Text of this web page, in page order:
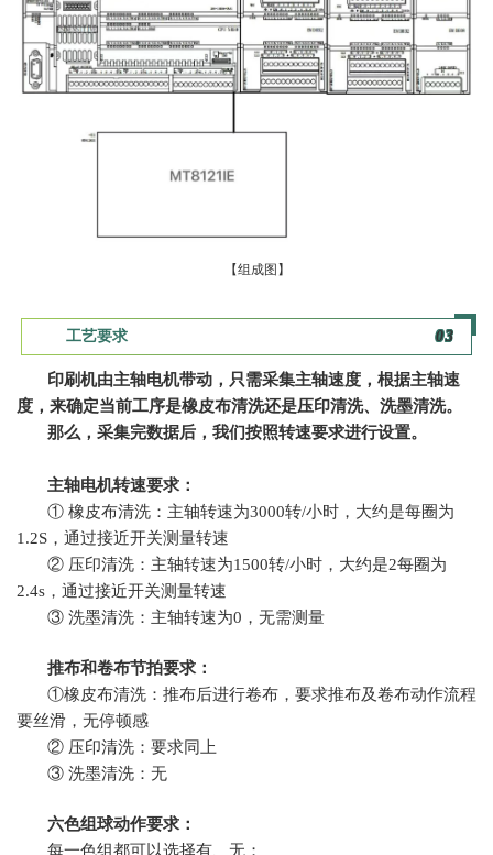
【组成图】
工艺要求 03
印刷机由主轴电机带动，只需采集主轴速度，根据主轴速
度，来确定当前工序是橡皮布清洗还是压印清洗、洗墨清洗。
那么，采集完数据后，我们按照转速要求进行设置。
主轴电机转速要求：
① 橡皮布清洗：主轴转速为3000转/小时，大约是每圈为
1.2S，通过接近开关测量转速
② 压印清洗：主轴转速为1500转/小时，大约是2每圈为
2.4s，通过接近开关测量转速
③ 洗墨清洗：主轴转速为0，无需测量
推布和卷布节拍要求：
①橡皮布清洗：推布后进行卷布，要求推布及卷布动作流程
要丝滑，无停顿感
② 压印清洗：要求同上
③ 洗墨清洗：无
六色组球动作要求：
每一色组都可以选择有、无；